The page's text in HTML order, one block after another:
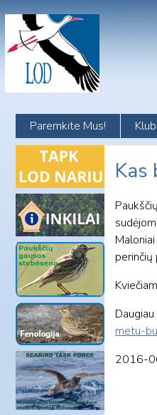
content
Paremkite Mus!
Kas
metu-
2016-